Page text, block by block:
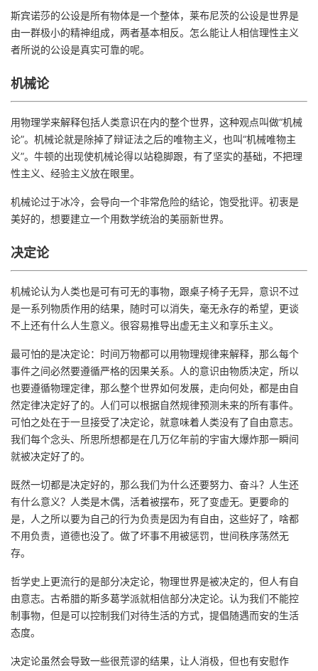
斯宾诺莎的公设是所有物体是一个整体，莱布尼茨的公设是世界是
由一群极小的精神组成，两者基本相反。怎么能让人相信理性主义
者所说的公设是真实可靠的呢。
机械论
用物理学来解释包括人类意识在内的整个世界，这种观点叫做“机械
论”。机械论就是除掉了辩证法之后的唯物主义，也叫“机械唯物主
义”。牛顿的出现使机械论得以站稳脚跟，有了坚实的基础，不把理
性主义、经验主义放在眼里。
机械论过于冰冷，会导向一个非常危险的结论，饱受批评。初衷是
美好的，想要建立一个用数学统治的美丽新世界。
决定论
机械论认为人类也是可有可无的事物，跟桌子椅子无异，意识不过
是一系列物质作用的结果，随时可以消失，毫无永存的希望，更谈
不上还有什么人生意义。很容易推导出虚无主义和享乐主义。
最可怕的是决定论：时间万物都可以用物理规律来解释，那么每个
事件之间必然要遵循严格的因果关系。人的意识由物质决定，所以
也要遵循物理定律，那么整个世界如何发展，走向何处，都是由自
然定律决定好了的。人们可以根据自然规律预测未来的所有事件。
可怕之处在于一旦接受了决定论，就意味着人类没有了自由意志。
我们每个念头、所思所想都是在几万亿年前的宇宙大爆炸那一瞬间
就被决定好了的。
既然一切都是决定好的，那么我们为什么还要努力、奋斗？人生还
有什么意义？人类是木偶，活着被摆布，死了变虚无。更要命的
是，人之所以要为自己的行为负责是因为有自由，这些好了，啥都
不用负责，道德也没了。做了坏事不用被惩罚，世间秩序荡然无
存。
哲学史上更流行的是部分决定论，物理世界是被决定的，但人有自
由意志。古希腊的斯多葛学派就相信部分决定论。认为我们不能控
制事物，但是可以控制我们对待生活的方式，提倡随遇而安的生活
态度。
决定论虽然会导致一些很荒谬的结果，让人消极，但也有安慰作